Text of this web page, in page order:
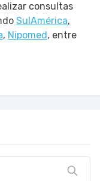
consultas
SulAmérica,
, Nipomed, entre